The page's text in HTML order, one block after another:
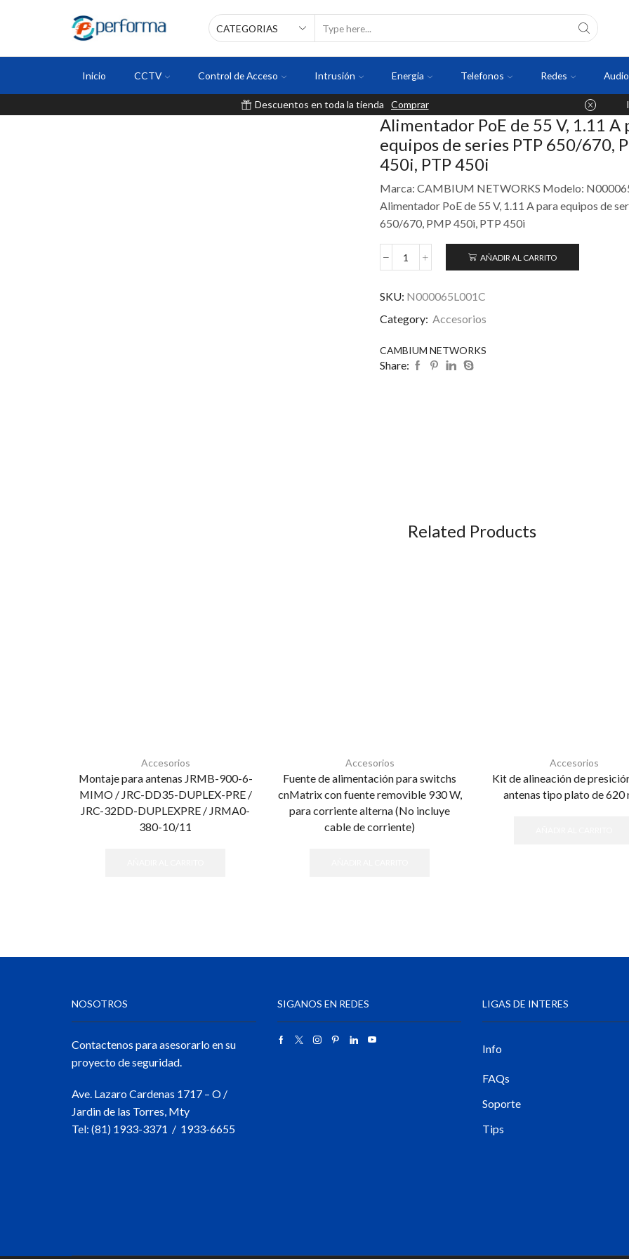
Inicio CCTV Control de Acceso Intrusión Energia Telefonos Redes Audio
Descuentos en toda la tienda Comprar
Alimentador PoE de 55 V, 1.11 A
equipos de series PTP 650/670,
450i, PTP 450i
Marca: CAMBIUM NETWORKS Modelo:
Alimentador PoE de 55 V, 1.11 A para equipos de
650/670, PMP 450i, PTP 450i
AÑADIR AL CARRITO
SKU: N000065L001C
Category: Accesorios
CAMBIUM NETWORKS
Share:
Related Products
Accesorios
Montaje para antenas JRMB-900-6-
MIMO / JRC-DD35-DUPLEX-PRE /
JRC-32DD-DUPLEXPRE / JRMA0-
380-10/11
Accesorios
Fuente de alimentación para switchs
cnMatrix con fuente removible 930 W,
para corriente alterna (No incluye
cable de corriente)
Accesorios
Kit de alineación de
antenas tipo plato de 620
NOSOTROS
Contactenos para asesorarlo en su
proyecto de seguridad.
Ave. Lazaro Cardenas 1717 – O /
Jardin de las Torres, Mty
Tel: (81) 1933-3371 / 1933-6655
SIGANOS EN REDES LIGAS DE INTERES
Info
FAQs
Soporte
Tips